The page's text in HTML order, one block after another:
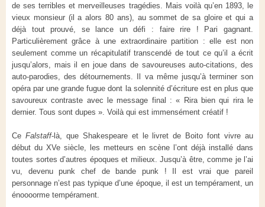
de ses terribles et merveilleuses tragédies. Mais voilà qu’en 1893, le
vieux monsieur (il a alors 80 ans), au sommet de sa gloire et qui a
déjà tout prouvé, se lance un défi : faire rire ! Pari gagnant.
Particulièrement grâce à une extraordinaire partition : elle est non
seulement comme un récapitulatif transcendé de tout ce qu’il a écrit
jusqu’alors, mais il en joue dans de savoureuses auto-citations, des
auto-parodies, des détournements. Il va même jusqu’à terminer son
opéra par une grande fugue dont la solennité d’écriture est en plus que
savoureux contraste avec le message final : « Rira bien qui rira le
dernier. Tous sont dupes ». Voilà qui est immensément créatif !
Ce Falstaff-là, que Shakespeare et le livret de Boito font vivre au
début du XVe siècle, les metteurs en scène l’ont déjà installé dans
toutes sortes d’autres époques et milieux. Jusqu’à être, comme je l’ai
vu, devenu punk chef de bande punk ! Il est vrai que pareil
personnage n’est pas typique d’une époque, il est un tempérament, un
énoooorme tempérament.